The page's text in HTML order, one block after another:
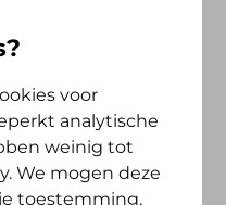
sporten.
zie je, bij
Verzorgd Polis,
voor
analytische
weinig tot
We mogen deze
toestemming.